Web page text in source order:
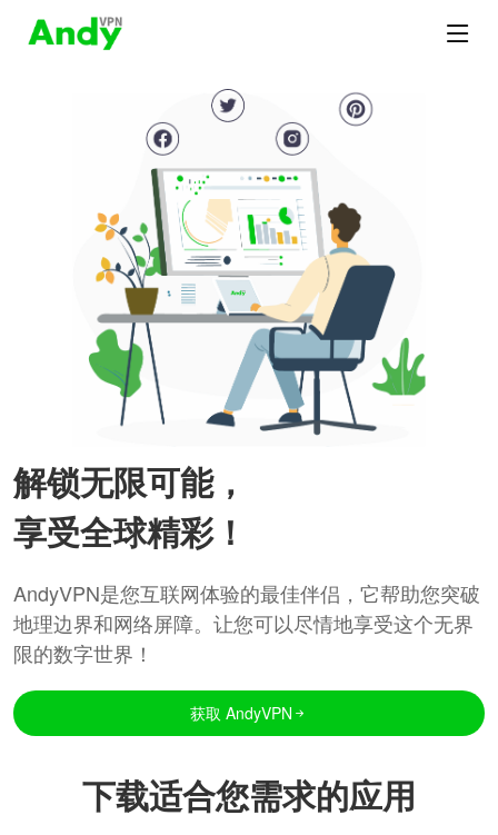
解锁无限可能，
享受全球精彩！
AndyVPN是您互联网体验的最佳伴侣，它帮助您突破
地理边界和网络屏障。让您可以尽情地享受这个无界
限的数字世界！
获取 AndyVPN
下载适合您需求的应用